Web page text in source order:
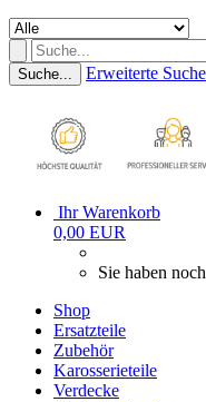
Suche... Erweiterte Suche
Ihr Warenkorb
0,00 EUR
Sie haben
Shop
Ersatzteile
Zubehör
Karosserieteile
Verdecke